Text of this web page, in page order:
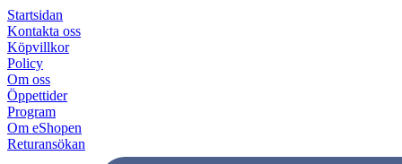
Startsidan
Kontakta oss
Köpvillkor
Policy
Om oss
Öppettider
Program
Om eShopen
Returansökan